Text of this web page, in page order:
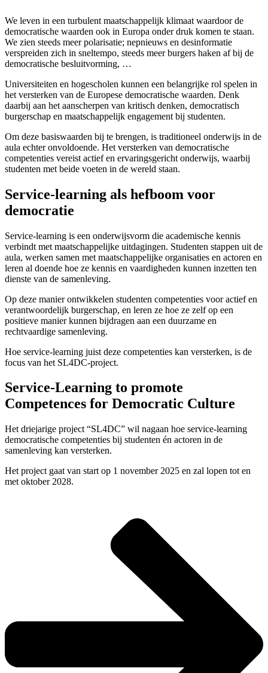
We leven in een turbulent maatschappelijk klimaat waardoor de
democratische waarden ook in Europa onder druk komen te staan.
We zien steeds meer polarisatie; nepnieuws en desinformatie
verspreiden zich in sneltempo, steeds meer burgers haken af bij de
democratische besluitvorming, …
Universiteiten en hogescholen kunnen een belangrijke rol spelen in
het versterken van de Europese democratische waarden. Denk
daarbij aan het aanscherpen van kritisch denken, democratisch
burgerschap en maatschappelijk engagement bij studenten.
Om deze basiswaarden bij te brengen, is traditioneel onderwijs in de
aula echter onvoldoende. Het versterken van democratische
competenties vereist actief en ervaringsgericht onderwijs, waarbij
studenten met beide voeten in de wereld staan.
Service-learning als hefboom voor
democratie
Service-learning is een onderwijsvorm die academische kennis
verbindt met maatschappelijke uitdagingen. Studenten stappen uit de
aula, werken samen met maatschappelijke organisaties en actoren en
leren al doende hoe ze kennis en vaardigheden kunnen inzetten ten
dienste van de samenleving.
Op deze manier ontwikkelen studenten competenties voor actief en
verantwoordelijk burgerschap, en leren ze hoe ze zelf op een
positieve manier kunnen bijdragen aan een duurzame en
rechtvaardige samenleving.
Hoe service-learning juist deze competenties kan versterken, is de
focus van het SL4DC-project.
Service-Learning to promote
Competences for Democratic Culture
Het driejarige project “SL4DC” wil nagaan hoe service-learning
democratische competenties bij studenten én actoren in de
samenleving kan versterken.
Het project gaat van start op 1 november 2025 en zal lopen tot en
met oktober 2028.